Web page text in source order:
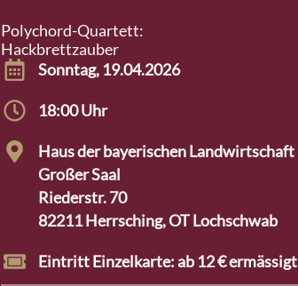
Polychord-Quartett:
Hackbrettzauber
Sonntag, 19.04.2026
18:00 Uhr
Haus der bayerischen Landwirtschaft
Großer Saal
Riederstr. 70
82211 Herrsching, OT Lochschwab
Eintritt Einzelkarte: ab 12 €